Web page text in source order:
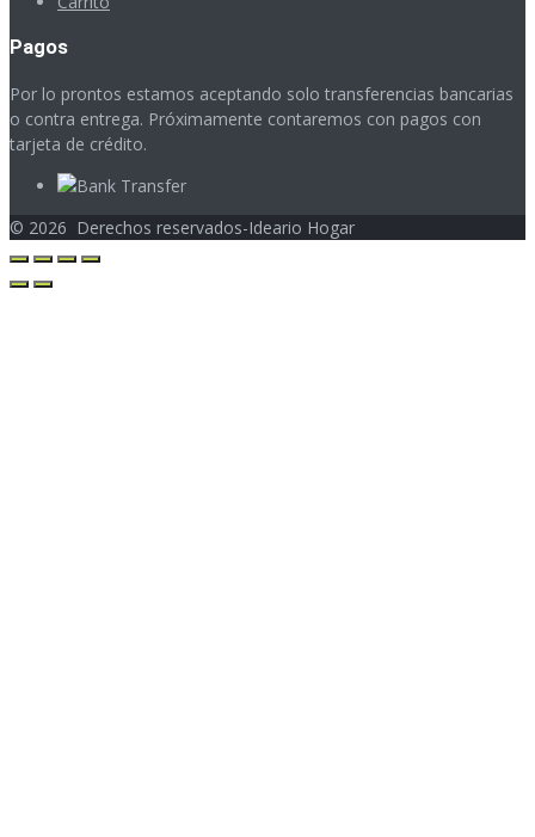
Pagos
Por lo prontos estamos aceptando solo transferencias bancarias
o contra entrega. Próximamente contaremos con pagos con
tarjeta de crédito.
© 2026 Derechos reservados-Ideario Hogar